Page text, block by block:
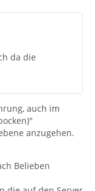
da die
auch im
anzugehen.
Belieben